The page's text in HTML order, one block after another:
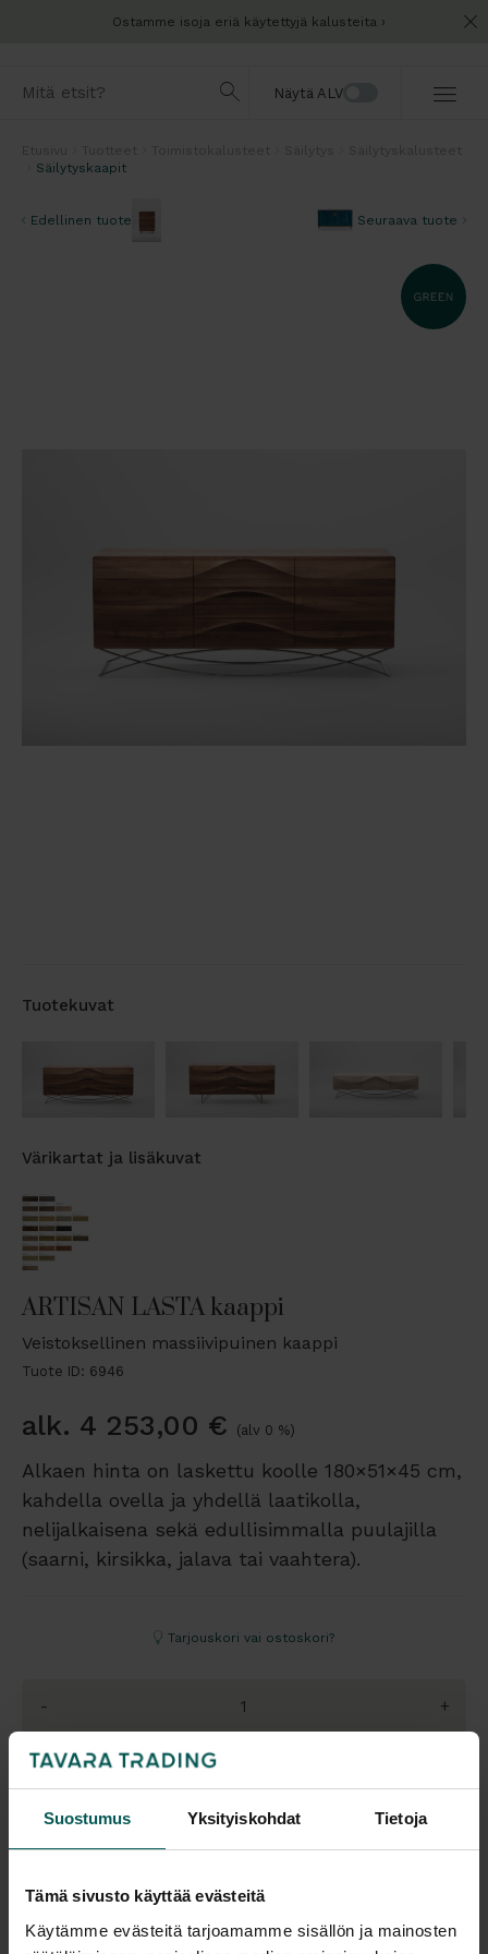
Suostumus Yksityiskohdat Tietoja
Tämä sivusto käyttää evästeitä
Käytämme evästeitä tarjoamamme sisällön ja mainosten
Ostamme isoja eriä käytettyjä kalusteita
Näytä ALV
Säilytyskaapit
Edellinen tuote Seuraava tuote
Tuotekuvat
Värikartat ja lisäkuvat
ARTISAN LASTA kaappi
Veistoksellinen massiivipuinen kaappi
Tuote ID: 6946
alk. 4 253,00 € (alv 0 %)
Alkaen hinta on laskettu koolle 180×51×45 cm,
kahdella ovella ja yhdellä laatikolla,
nelijalkaisena sekä edullisimmalla puulajilla
(saarni, kirsikka, jalava tai vaahtera).
Tarjouskori vai ostoskori?
- +
Saatavuus
Tampere: Tilaustuote
Toimitukset kattavasti